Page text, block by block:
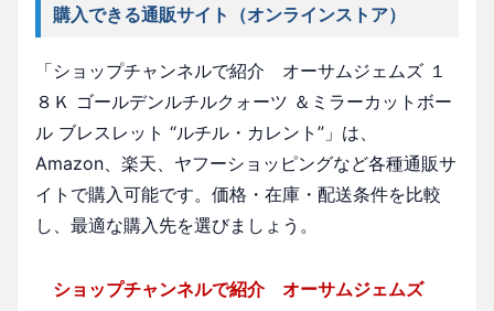
購入できる通販サイト（オンラインストア）
「ショップチャンネルで紹介 オーサムジェムズ １
８Ｋ ゴールデンルチルクォーツ ＆ミラーカットボー
ル ブレスレット “ルチル・カレント”」は、
Amazon、楽天、ヤフーショッピングなど各種通販サ
イトで購入可能です。価格・在庫・配送条件を比較
し、最適な購入先を選びましょう。
ショップチャンネルで紹介 オーサムジェムズ